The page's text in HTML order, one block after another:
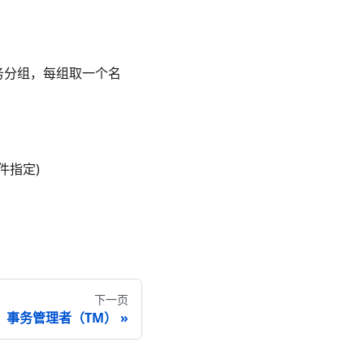
组，每组取一个名
指定)
下一页
事务管理者（TM）